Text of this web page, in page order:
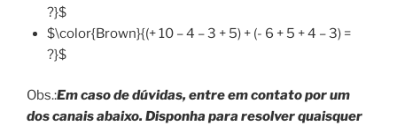
?}$
$\color{Brown}{(+ 10 – 4 – 3 + 5) + (- 6 + 5 + 4 – 3) =
?}$
Obs.:Em caso de dúvidas, entre em contato por um
dos canais abaixo. Disponha para resolver quaisquer